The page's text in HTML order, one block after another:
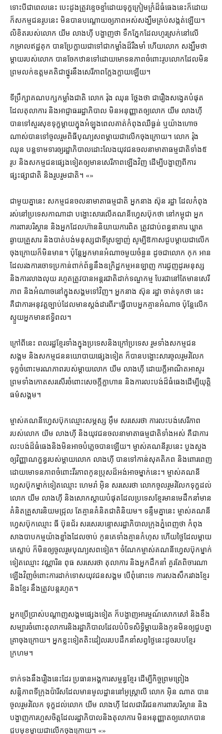
ទោះបីជា​ពេលនេះ បេះដូង​ត្រូវ​ខ្ទេចខ្ទាំ​ដោយ​ទុក្ខ​ក្រៀមក្រំ​ដ៏​ធំធេង​នេះ​ក៏ដោយ
ក៏​សកម្មជន​រូប​នេះ មិនបាន​បណ្តោយ​ឲ្យ​ភាព​អស់សង្ឃឹម​គ្រប់​សង្កត់​ឡើយ​។
លិខិត​របស់​លោក យីម លាងហ៊ី បង្ហាញ​ថា ទឹកភ្នែក​ដែល​ហូរ​ស្រក់​នៅ​លើ​
កម្រាល​ឥដ្ឋ​គុក បាន​ប្រែក្លាយ​ជា​ទៅជា​កម្លាំង​ដ៏​រឹងមាំ ហើយ​លោក សង្ឃឹមថា
ម្តាយ​របស់​លោក បាន​ចែក​ឋាន​ទៅ​ដោយ​មោទនភាព​ចំពោះ​រូបលោក​ដែល​មិន​
ព្រម​លក់​ឧត្តមគតិ​ជា​ថ្នូរ​នឹង​សេរីភាព​ក្លែងក្លាយ​ឡើយ។
ទីប្រឹក្សា​គណបក្ស​កម្លាំង​ជាតិ លោក រ៉ុង ឈុន ថ្លែង​ថា ជា​រឿង​សង្វេគ​បំផុត​
ដែល​តុលាការ និង​អាជ្ញាធរ​រដ្ឋាភិបាល មិន​អនុញ្ញាត​ឲ្យ​លោក យីម លាងហ៊ី
បាន​ទៅ​សួរសុខទុក្ខ​ម្តាយ​ក្នុងអំឡុងពេល​គាត់​កំពុង​ឈឺ​ធ្ងន់ ឬ​យ៉ាងហោច
ណាស់​បាន​ទៅ​ចូលរួម​ពិធី​បុណ្យសព​ម្តាយ​ជា​លើក​ចុង​ក្រោយ​។ លោក រ៉ុង
ឈុន បន្ត​ទាមទារ​ឲ្យ​រដ្ឋាភិបាល​ដោះលែង​យុវជន​ចលនា​មាតា​ធម្មជាតិ​ទាំង​៥​
រូប និង​សកម្មជន​ផ្សេងទៀត​ឲ្យ​មាន​សេរីភាព​ឡើងវិញ ដើម្បី​បង្ហាញ​ពី​ការ
ផ្សះផ្សា​ជាតិ និង​រួបរួម​ជាតិ។ «»
ជាមួយ​គ្នា​នេះ សកម្មជន​ចលនា​មាតា​ធម្មជាតិ អ្នកនាង ស៊ុន រដ្ឋា ដែល​កំពុង​
រស់នៅ​ប្រទេស​កាណាដា បង្ហោះ​សារ​លើ​គណនី​ហ្វេសប៊ុក​ថា នៅ​កម្ពុជា អ្នក
ការពារ​បរិស្ថាន និង​អ្នក​ដែល​ហ៊ាន​និយាយ​ការពិត ត្រូវ​ជាប់ពន្ធនាគារ ឃ្លាត
ឆ្ងាយ​គ្រួសារ និង​បាត់បង់​មនុស្ស​ជាទី​ស្រឡាញ់ សូម្បី​ឱកាស​ជួប​ម្ដាយ​ជា​លើក​
ចុង​ក្រោយ​ក៏​មិន​មាន​។ ប៉ុន្តែ​អ្នក​មាន​អំណាច​មួយចំនួន ដូចជា​លោក កុក អាន
ដែល​រង​ការចោទប្រកាន់​ពាក់ព័ន្ធ​នឹង​ឧក្រិដ្ឋកម្ម​អនឡាញ ការ​ជួញដូរ​មនុស្ស
និង​ការ​លាង​លុយ រហូត​ត្រូវ​បាន​អន្តរជាតិ​ដាក់ទណ្ឌកម្ម បែរជា​នៅ​តែ​មាន​សេរី
ភាព និង​អំណាច​នៅក្នុង​សង្គម​ទៅវិញ​។ អ្នកនាង ស៊ុន រដ្ឋា ចាត់ទុកថា នេះ​
គឺជា​ការអនុវត្ត​ច្បាប់​ដែល​មាន​ស្តង់ដារ​ពីរ​“​ធ្វើបាប​អ្នក​គ្មាន​អំណាច ប៉ុន្តែ​លើក
ស្ទួយ​អ្នកមាន​ឥទ្ធិពល។
ក្រៅ​ពី​នេះ ពលរដ្ឋ​ខ្មែរ​ទាំង​ក្នុង​ប្រទេស​និង​ក្រៅប្រទេស រួម​ទាំង​សកម្មជន​
សង្គម និង​សកម្មជន​នយោបាយ​ផ្សេងទៀត ក៏បាន​បង្ហោះ​សារ​ចូលរួម​រំលែក​
ទុក្ខ​ចំពោះ​មរណភាព​របស់​ម្តាយ​លោក យីម លាងហ៊ី ដោយ​ក្តី​អាណិតអាសូរ
ព្រមទាំង​កោតសរសើរ​ចំពោះ​សេចក្តី​ក្លាហាន និង​ការ​លះបង់​ដ៏​ធំធេង​ដើម្បី​យុត្តិ
ធម៌​សង្គម។
ម្ចាស់​គណនី​ហ្វេសប៊ុក​ឈ្មោះ​សម្ភស្ស អ៊ឹម សរសេរ​ថា ការ​លះបង់​សេរីភាព​
របស់​លោក យីម លាងហ៊ី និង​យុវជន​ចលនា​មាតា​ធម្មជាតិ​ទាំងអស់ គឺជា​ការ​
លះបង់​ដ៏​ធំធេង​និង​មិនអាច​បំភ្លេច​បាន​ឡើយ​។ ម្ចាស់​គណនី​រូប​នេះ បួងសួង​
ឲ្យ​វិញ្ញាណក្ខន្ធ​របស់​ម្តាយ​លោក លាងហ៊ី បាន​ទៅកាន់​សុគតិភព និង​ពោរពេញ​
ដោយ​មោទនភាព​ចំពោះ​វីរភាព​កូនប្រុស​ដ៏​អង់អាច​ម្នាក់​នេះ​។ ម្ចាស់​គណនី​
ហ្វេសប៊ុក​ម្នាក់ទៀត​ឈ្មោះ ហេមរ៉ា អ៊ិន សរសេរ​ថា លោក​ចូលរួម​រំលែក​ទុក្ខ​ដល់​
លោក យីម លាងហ៊ី និង​សោកស្តាយ​បំផុត​ដែល​ប្រទេស​ខ្មែរ​មាន​មេដឹកនាំ​មាន
គំនិត​គ្រួសារនិយម​ជ្រុល តែ​គ្មាន​គំនិត​ជាតិនិយម។ ទន្ទឹម​គ្នា​នេះ ម្ចាស់​គណនី​
ហ្វេសប៊ុក​ឈ្មោះ ធី ប៊ុនជ័រ សរសេរ​បន្ទោស​រដ្ឋាភិបាល​ក្រុង​ភ្នំពេញ​ថា កំពុង​
សាង​បាបកម្ម​យ៉ាង​ខ្លាំង​ដែល​ចាប់ កូន​គេ​ទាំង​គ្មាន​កំហុស ហើយ​ថ្ងៃ​ដែល​ម្តាយ​
គេ​ស្លាប់ ក៏​មិន​ឲ្យ​ចូលរួម​បុណ្យសព​ទៀត​។ ចំណែក​ម្ចាស់​គណនី​ហ្វេសប៊ុក​ម្នាក់​
ទៀត​ឈ្មោះ វណ្ណារិន ពុធ សរសេរ​ថា តុលាការ និង​អ្នកដឹកនាំ គួរតែ​ពិចារណា​
ឡើងវិញ​ចំពោះ​ការ​ដាក់ទោស​យុវជន​សង្គម បើ​ពុំ​នោះ​ទេ ការ​សង​សឹក​រវាង​ខ្មែរ​
និង​ខ្មែរ នឹង​ត្រូវ​បន្ត​រហូត។
អ្នក​ប្រើប្រាស់​បណ្ដាញ​សង្គម​ផ្សេងទៀត ក៏​បង្ហាញ​អារម្មណ៍​សោកសៅ និង​ខឹង​
សម្បារ​ចំពោះ​តុលាការ​និង​រដ្ឋាភិបាល​ដែល​បំបិទ​សិទ្ធិ​ម្តាយ​និង​កូន​មិន​ឲ្យ​ជួបគ្នា​
គ្រា​ចុងក្រោយ​។ អ្នក​ខ្លះទៀត​តិះដៀល​របប​ដឹកនាំ​សព្វថ្ងៃ​នេះ​ដូច​របប​ខ្មែរ
ក្រហម។
ទាក់ទង​នឹង​រឿង​នេះ​ដែរ ប្រធាន​អង្គការ​សម្ពន្ធ​ខ្មែរ ដើម្បី​កិច្ចព្រមព្រៀង​
សន្តិភាព​ទីក្រុង​ប៉ារីស​ដែល​មាន​មូលដ្ឋាន​នៅ​អូស្ត្រាលី លោក អ៊ិន ណាត បាន​
ចូលរួម​រំលែក ទុក្ខ​ដល់​លោក យីម លាង​ហ៊ី ដែល​ជា​វីរជន​ការពារ​បរិស្ថាន និង​
បង្ហាញ​ការ​ហួសចិត្ត​ដែល​រដ្ឋាភិបាល​និង​តុលាការ មិន​អនុញ្ញាត​ឲ្យ​លោក​បាន​
ជួប​មុខ​ម្តាយ​ជា​លើក​ចុងក្រោយ។ «»